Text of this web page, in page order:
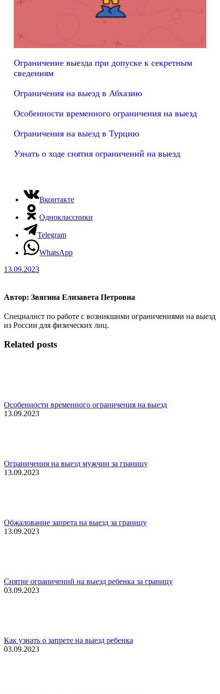
Ограничение выезда при допуске к секретным
сведениям
Ограничения на выезд в Абхазию
Особенности временного ограничения на выезд
Ограничения на выезд в Турцию
Узнать о ходе снятия ограничений на выезд
Вконтакте
Одноклассники
Telegram
WhatsApp
13.09.2023
Автор: Звягина Елизавета Петровна
Специалист по работе с возникшими ограничениями на выезд
из России для физических лиц.
Related posts
Особенности временного ограничения на выезд
13.09.2023
Ограничения на выезд мужчин за границу
13.09.2023
Обжалование запрета на выезд за границу
13.09.2023
Снятие ограничений на выезд ребенка за границу
03.09.2023
Как узнать о запрете на выезд ребенка
03.09.2023